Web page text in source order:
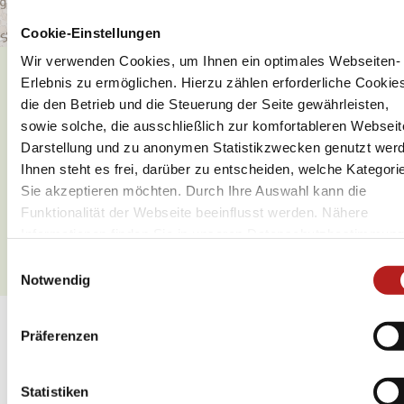
Cookie-Einstellungen
Wir verwenden Cookies, um Ihnen ein optimales Webseiten-
Erlebnis zu ermöglichen. Hierzu zählen erforderliche
die den Betrieb und die Steuerung der Seite gewährleisten,
sowie solche, die ausschließlich zur komfortableren
Darstellung und zu anonymen Statistikzwecken genutzt
Ihnen steht es frei, darüber zu entscheiden, welche
Sie akzeptieren möchten. Durch Ihre Auswahl kann die
Funktionalität der Webseite beeinflusst werden. Nähere
Notwendig
Präferenzen
Statistiken
Was möchten Sie als nächstes
tun?
Anreise planen PDF erzeugen
Weitere Veranstaltungen